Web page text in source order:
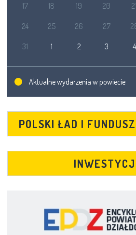
17 18 19 20 21
24 25 26 27
31 1 2 3 4
Aktualne wydarzenia w powiecie
POLSKI ŁAD I